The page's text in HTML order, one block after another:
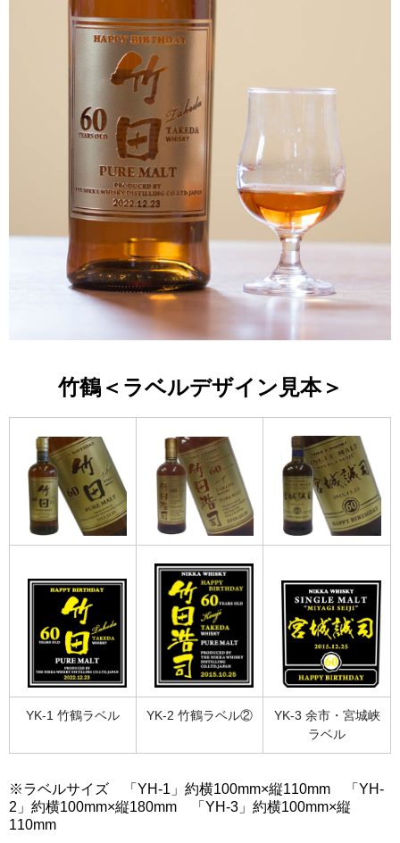
竹鶴＜ラベルデザイン見本＞
YK-1 竹鶴ラベル YK-2 竹鶴ラベル②
YK-3 余市・宮城峡
ラベル
※ラベルサイズ 「YH-1」約横100mm×縦110mm 「YH-
2」約横100mm×縦180mm 「YH-3」約横100mm×縦
110mm